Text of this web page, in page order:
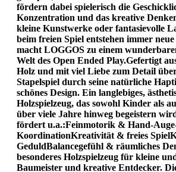
fördern dabei spielerisch die
Konzentration und das kreative
kleine Kunstwerke oder fantasievolle
beim freien Spiel entstehen immer
macht LOGGOS zu einem
Welt des Open Ended Play.Gefertigt
Holz und mit viel Liebe zum Detail
Stapelspiel durch seine natürliche
schönes Design. Ein langlebiges,
Holzspielzeug, das sowohl Kinder als
über viele Jahre hinweg begeistern
fördert u.a.:Feinmotorik & Hand-
KoordinationKreativität & freies
GeduldBalancegefühl & räumliches
besonderes Holzspielzeug für kleine
Baumeister und kreative Entdecker.